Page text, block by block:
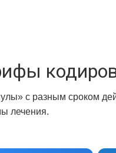
с разным сроком
лечения.